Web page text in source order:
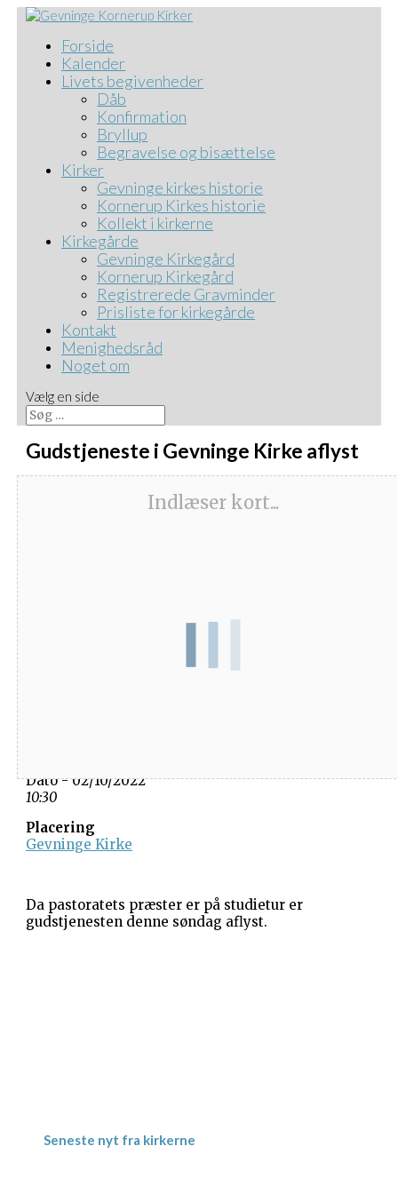
Forside
Kalender
Livets begivenheder
Dåb
Konfirmation
Bryllup
Begravelse og bisættelse
Kirker
Gevninge kirkes historie
Kornerup Kirkes historie
Kollekt i kirkerne
Kirkegårde
Gevninge Kirkegård
Kornerup Kirkegård
Registrerede Gravminder
Prisliste for kirkegårde
Kontakt
Menighedsråd
Noget om
Vælg en side
Gudstjeneste i Gevninge Kirke aflyst
Indlæser kort...
Dato - 02/10/2022
10:30
Placering
Gevninge Kirke
Da pastoratets præster er på studietur er
gudstjenesten denne søndag aflyst.
Seneste nyt fra kirkerne